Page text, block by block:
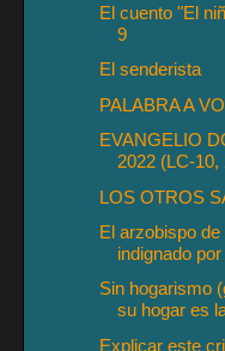
El cuento "El
9
El senderista
PALABRA A
EVANGELIO
2022 (LC-10,
LOS OTROS
El arzobispo de
indignado
Sin hogarismo
su hogar es
Explicar este